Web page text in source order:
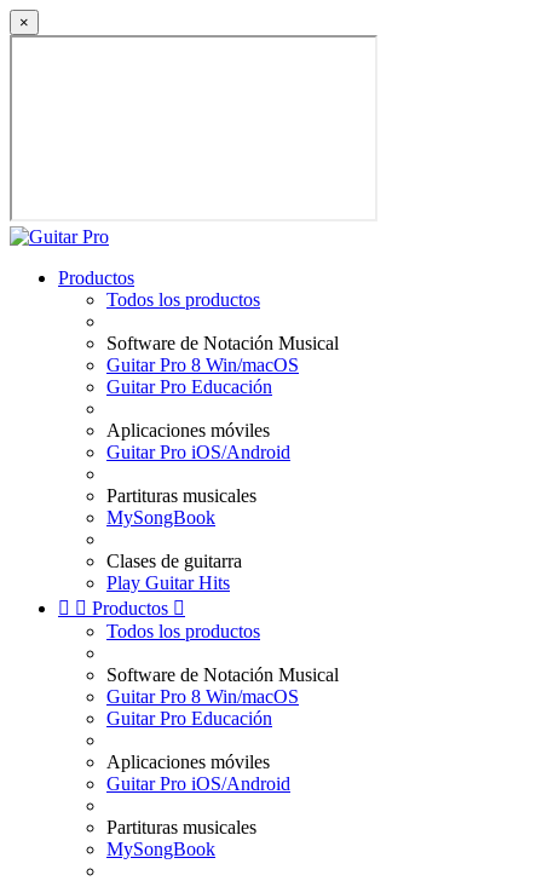
×
Productos
Todos los productos
Software de Notación Musical
Guitar Pro 8 Win/macOS
Guitar Pro Educación
Aplicaciones móviles
Guitar Pro iOS/Android
Partituras musicales
MySongBook
Clases de guitarra
Play Guitar Hits
  Productos 
Todos los productos
Software de Notación Musical
Guitar Pro 8 Win/macOS
Guitar Pro Educación
Aplicaciones móviles
Guitar Pro iOS/Android
Partituras musicales
MySongBook